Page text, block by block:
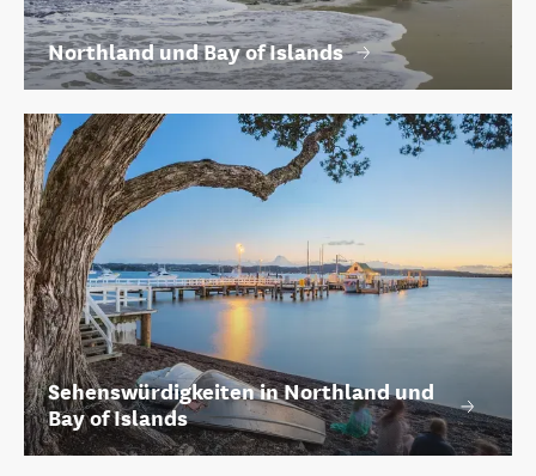
Northland und Bay of Islands
Sehenswürdigkeiten in Northland und
Bay of Islands